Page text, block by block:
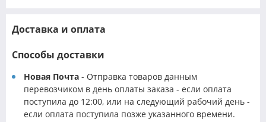
Доставка и оплата
Способы доставки
Новая Почта - Отправка товаров данным
перевозчиком в день оплаты заказа - если оплата
поступила до 12:00, или на следующий рабочий день -
если оплата поступила позже указанного времени.